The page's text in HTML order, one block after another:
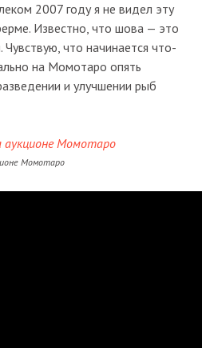
2007 году я не видел эту
Известно, что шова — это
что начинается что-
на Момотаро опять
и улучшении рыб
Момотаро